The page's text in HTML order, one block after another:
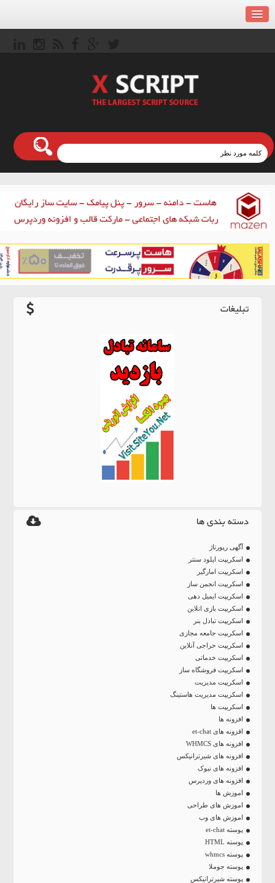
تبلیغات
دسته بندی ها
آگهی رپورتاژ
اسکریپت اپلود سنتر
اسکریپت امارگیر
اسکریپت انجمن ساز
اسکریپت ایمیل دهی
اسکریپت بازی انلاین
اسکریپت تبادل بنر
اسکریپت جامعه مجازی
اسکریپت حراجی آنلاین
اسکریپت خدماتی
اسکریپت فروشگاه ساز
اسکریپت مدیریت
اسکریپت مدیریت هاستینگ
اسکریپت ها
افزونه ها
افزونه های et-chat
افزونه های WHMCS
افزونه های شیرترانیکس
افزونه های نیوک
افزونه های وردپرس
اموزش ها
اموزش های طراحی
اموزش های وب
پوسته et-chat
پوسته HTML
پوسته whmcs
پوسته جوملا
پوسته شیرترانیکس